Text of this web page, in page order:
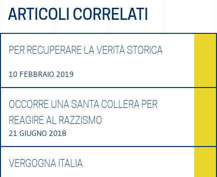
ARTICOLI CORRELATI
PER RECUPERARE LA VERITÀ STORICA
10 FEBBRAIO 2019
OCCORRE UNA SANTA COLLERA PER
REAGIRE AL RAZZISMO
21 GIUGNO 2018
VERGOGNA ITALIA